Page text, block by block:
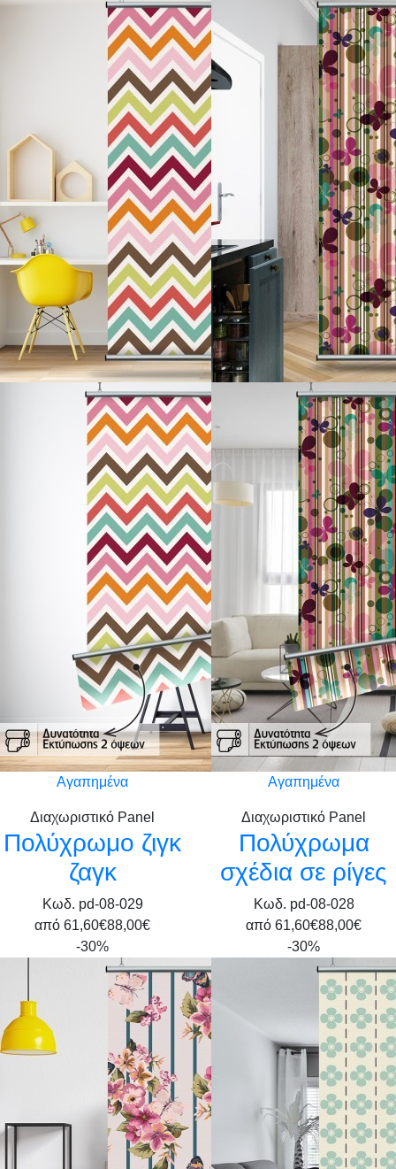
Αγαπημένα
Διαχωριστικό Panel
Πολύχρωμο ζιγκ
ζαγκ
Κωδ. pd-08-029
από 61,60€88,00€
Αγαπημένα
Διαχωριστικό Panel
Πολύχρωμα
σχέδια σε ρίγες
Κωδ. pd-08-028
από 61,60€88,00€
-30%
-30%